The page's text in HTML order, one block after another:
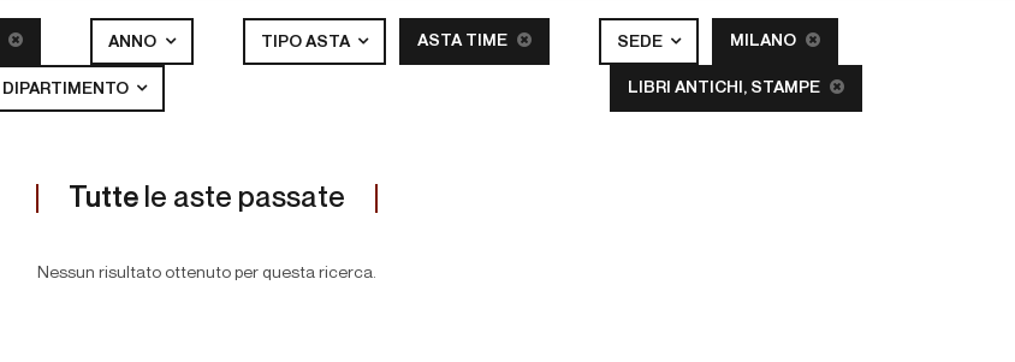
ANNO TIPO ASTA ASTA TIME SEDE MILANO
DIPARTIMENTO LIBRI ANTICHI, STAMPE
Tutte le aste passate
Nessun risultato ottenuto per questa ricerca.